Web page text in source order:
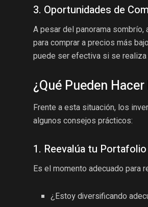
3. Oportunidades de
A pesar del panorama
para comprar a precios más
puede ser efectiva si se realiza
¿Qué Pueden
Frente a esta situación, los
algunos consejos prácticos:
1. Reevalúa tu Portafolio
Es el momento adecuado para
¿Estoy diversificando